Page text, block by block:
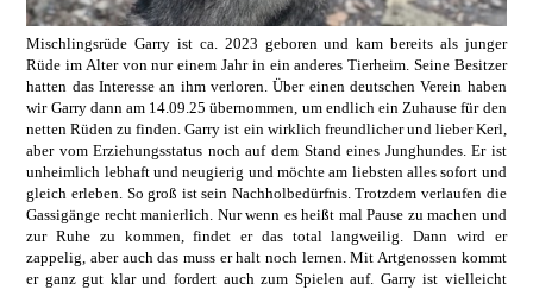
Mischlingsrüde Garry ist ca. 2023 geboren und kam bereits als junger
Rüde im Alter von nur einem Jahr in ein anderes Tierheim. Seine Besitzer
hatten das Interesse an ihm verloren. Über einen deutschen Verein haben
wir Garry dann am 14.09.25 übernommen, um endlich ein Zuhause für den
netten Rüden zu finden. Garry ist ein wirklich freundlicher und lieber Kerl,
aber vom Erziehungsstatus noch auf dem Stand eines Junghundes. Er ist
unheimlich lebhaft und neugierig und möchte am liebsten alles sofort und
gleich erleben. So groß ist sein Nachholbedürfnis. Trotzdem verlaufen die
Gassigänge recht manierlich. Nur wenn es heißt mal Pause zu machen und
zur Ruhe zu kommen, findet er das total langweilig. Dann wird er
zappelig, aber auch das muss er halt noch lernen. Mit Artgenossen kommt
er ganz gut klar und fordert auch zum Spielen auf. Garry ist vielleicht